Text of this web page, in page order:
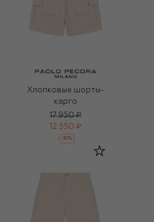
Хлопковые шорты-
карго
17 950 ₽
12 550 ₽
-30%